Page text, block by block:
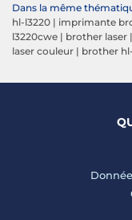
Dans la même
hl-l3220 | imprimante
l3220cwe | brother laser |
laser couleur | brother